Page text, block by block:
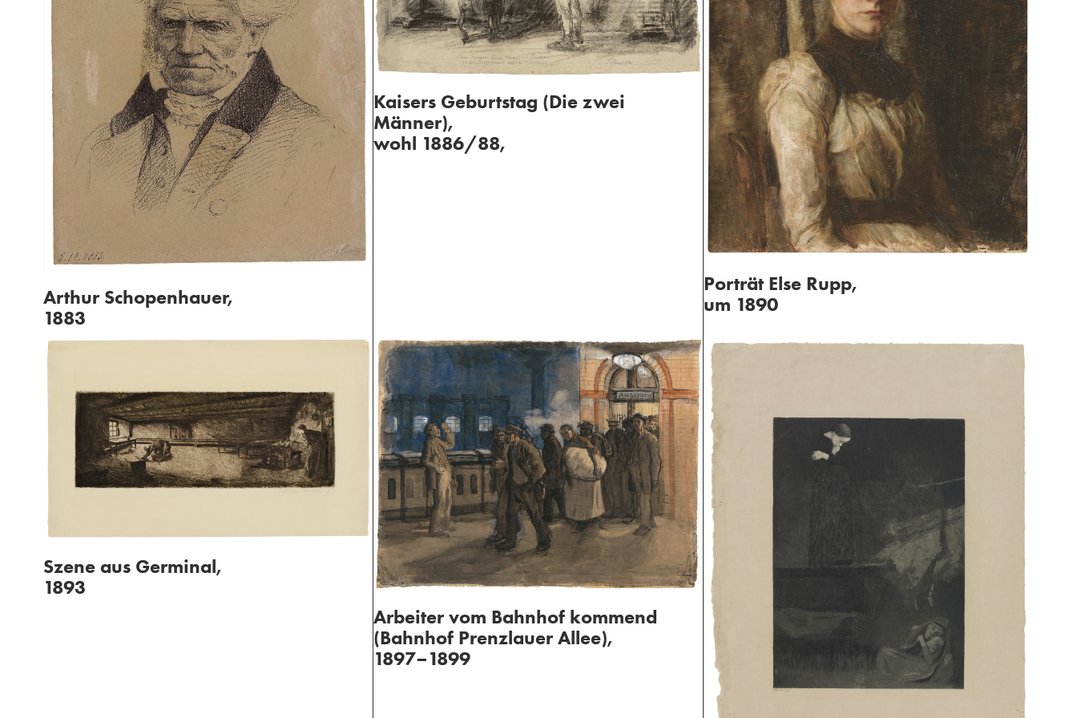
Arthur Schopenhauer,
1883
Kaisers Geburtstag (Die zwei
Männer),
wohl 1886/88,
Porträt Else Rupp,
um 1890
Szene aus Germinal,
1893
Arbeiter vom Bahnhof kommend
(Bahnhof Prenzlauer Allee),
1897–1899